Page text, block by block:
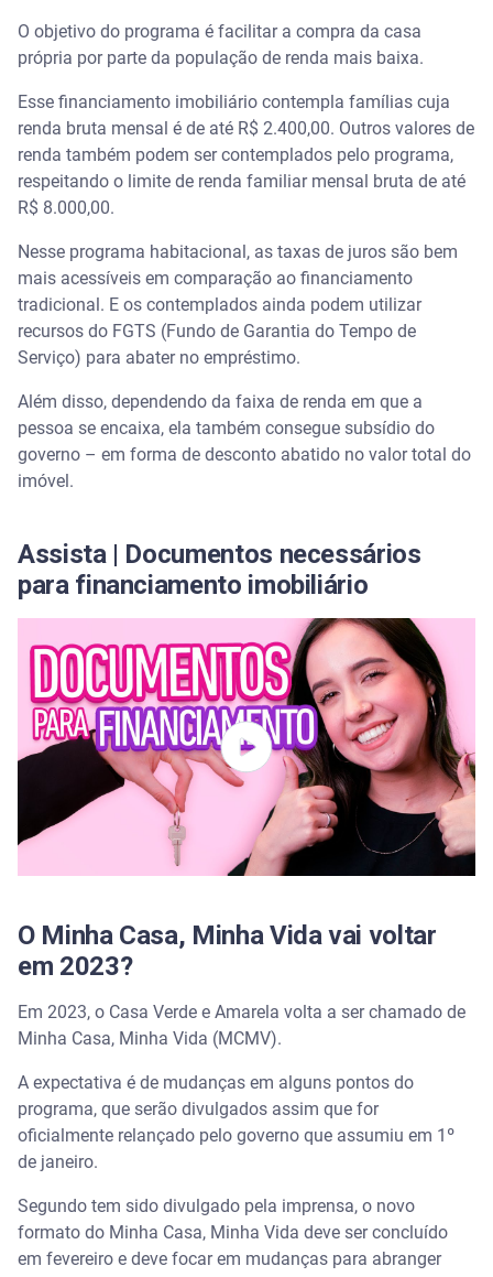
O objetivo do programa é facilitar a compra da casa
própria por parte da população de renda mais baixa.
Esse financiamento imobiliário contempla famílias cuja
renda bruta mensal é de até R$ 2.400,00. Outros valores de
renda também podem ser contemplados pelo programa,
respeitando o limite de renda familiar mensal bruta de até
R$ 8.000,00.
Nesse programa habitacional, as taxas de juros são bem
mais acessíveis em comparação ao financiamento
tradicional. E os contemplados ainda podem utilizar
recursos do FGTS (Fundo de Garantia do Tempo de
Serviço) para abater no empréstimo.
Além disso, dependendo da faixa de renda em que a
pessoa se encaixa, ela também consegue subsídio do
governo – em forma de desconto abatido no valor total do
imóvel.
Assista | Documentos necessários
para financiamento imobiliário
O Minha Casa, Minha Vida vai voltar
em 2023?
Em 2023, o Casa Verde e Amarela volta a ser chamado de
Minha Casa, Minha Vida (MCMV).
A expectativa é de mudanças em alguns pontos do
programa, que serão divulgados assim que for
oficialmente relançado pelo governo que assumiu em 1º
de janeiro.
Segundo tem sido divulgado pela imprensa, o novo
formato do Minha Casa, Minha Vida deve ser concluído
em fevereiro e deve focar em mudanças para abranger